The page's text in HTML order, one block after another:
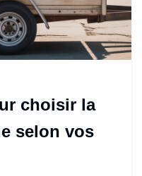
choisir la
selon vos